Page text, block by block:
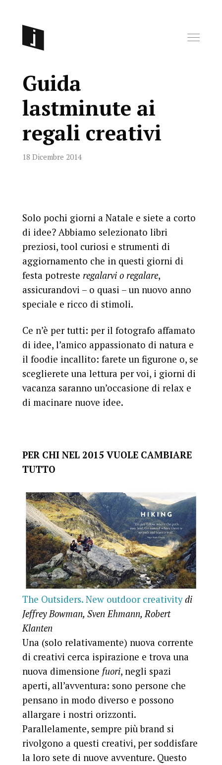
Guida
lastminute ai
regali creativi
18 Dicembre 2014
Solo pochi giorni a Natale e siete a corto
di idee? Abbiamo selezionato libri
preziosi, tool curiosi e strumenti di
aggiornamento che in questi giorni di
festa potreste regalarvi o regalare,
assicurandovi – o quasi – un nuovo anno
speciale e ricco di stimoli.
Ce n’è per tutti: per il fotografo affamato
di idee, l’amico appassionato di natura e
il foodie incallito: farete un figurone o, se
sceglierete una lettura per voi, i giorni di
vacanza saranno un’occasione di relax e
di macinare nuove idee.
PER CHI NEL 2015 VUOLE CAMBIARE
TUTTO
The Outsiders. New outdoor creativity di
Jeffrey Bowman, Sven Ehmann, Robert
Klanten
Una (solo relativamente) nuova corrente
di creativi cerca ispirazione e trova una
nuova dimensione fuori, negli spazi
aperti, all’avventura: sono persone che
pensano in modo diverso e possono
allargare i nostri orizzonti.
Parallelamente, sempre più brand si
rivolgono a questi creativi, per soddisfare
la loro sete di nuove avventure. Questo